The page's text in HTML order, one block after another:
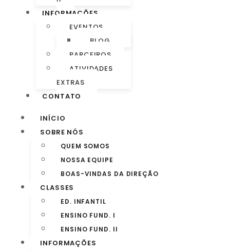
INFORMAÇÕES
EVENTOS
BLOG
PARCEIROS
ATIVIDADES
EXTRAS
CONTATO
INÍCIO
SOBRE NÓS
QUEM SOMOS
NOSSA EQUIPE
BOAS-VINDAS DA DIREÇÃO
CLASSES
ED. INFANTIL
ENSINO FUND. I
ENSINO FUND. II
INFORMAÇÕES